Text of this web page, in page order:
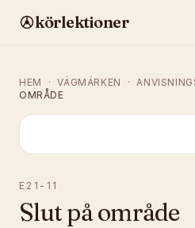
körlektioner
HEM · VÄGMÄRKEN ·
OMRÅDE
E21-11
Slut på område